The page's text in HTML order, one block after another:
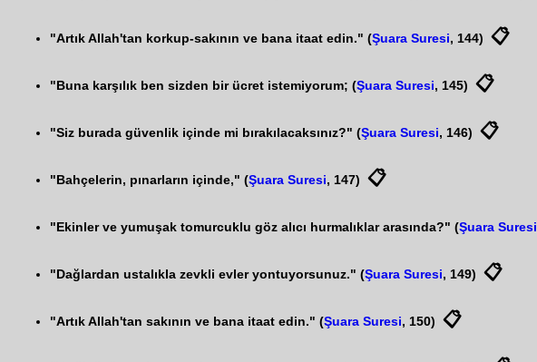
"Artık Allah'tan korkup-sakının ve bana itaat edin." (Şuara Suresi, 144) 📋
"Buna karşılık ben sizden bir ücret istemiyorum; (Şuara Suresi, 145) 📋
"Siz burada güvenlik içinde mi bırakılacaksınız?" (Şuara Suresi, 146) 📋
"Bahçelerin, pınarların içinde," (Şuara Suresi, 147) 📋
"Ekinler ve yumuşak tomurcuklu göz alıcı hurmalıklar arasında?" (Şuara Suresi
"Dağlardan ustalıkla zevkli evler yontuyorsunuz." (Şuara Suresi, 149) 📋
"Artık Allah'tan sakının ve bana itaat edin." (Şuara Suresi, 150) 📋